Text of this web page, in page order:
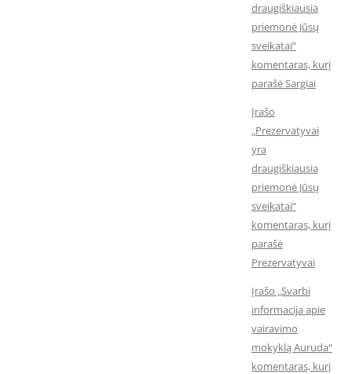
draugiškiausia
priemonė Jūsų
sveikatai“
komentaras, kurį
parašė Sargiai
Įrašo
„Prezervatyvai
yra
draugiškiausia
priemonė Jūsų
sveikatai“
komentaras, kurį
parašė
Prezervatyvai
Įrašo „Svarbi
informacija apie
vairavimo
mokyklą Auruda“
komentaras, kurį